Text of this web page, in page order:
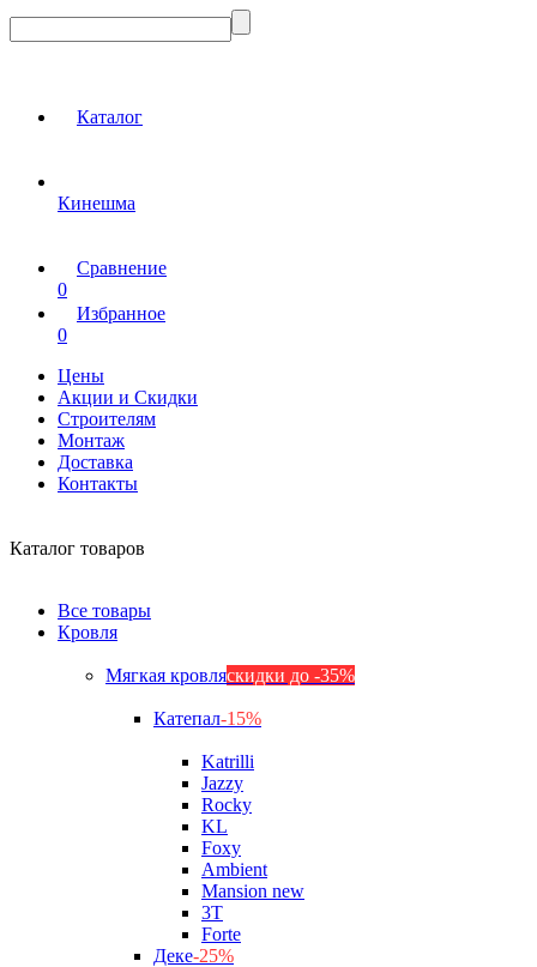
Каталог
Кинешма
Сравнение
0
Избранное
0
Цены
Акции и Скидки
Строителям
Монтаж
Доставка
Контакты
Каталог товаров
Все товары
Кровля
Мягкая кровляскидки до -35%
Катепал-15%
Katrilli
Jazzy
Rocky
KL
Foxy
Ambient
Mansion new
3Т
Forte
Деке-25%